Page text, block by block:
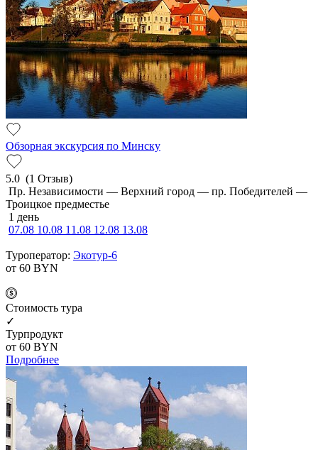
Обзорная экскурсия по Минску
5.0 (1 Отзыв)
Пр. Независимости — Верхний город — пр. Победителей —
Троицкое предместье
1 день
07.08 10.08 11.08 12.08 13.08
Туроператор: Экотур-6
от 60 BYN
Cтоимость тура
✓
Турпродукт
от 60 BYN
Подробнее